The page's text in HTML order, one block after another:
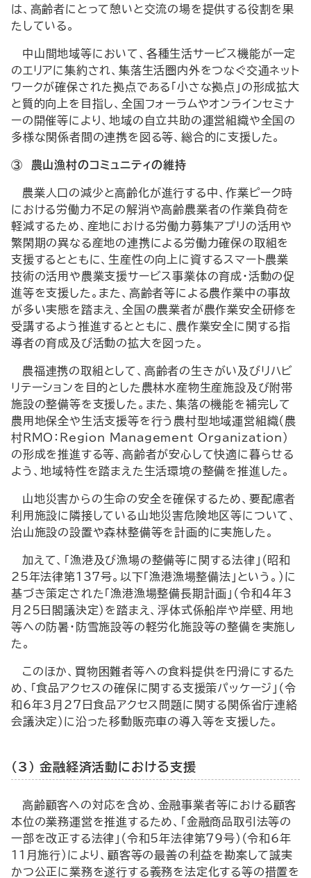
は、高齢者にとって憩いと交流の場を提供する役割を果
たしている。
中山間地域等において、各種生活サービス機能が一定
のエリアに集約され、集落生活圏内外をつなぐ交通ネット
ワークが確保された拠点である「小さな拠点」の形成拡大
と質的向上を目指し、全国フォーラムやオンラインセミナ
ーの開催等により、地域の自立共助の運営組織や全国の
多様な関係者間の連携を図る等、総合的に支援した。
③ 農山漁村のコミュニティの維持
農業人口の減少と高齢化が進行する中、作業ピーク時
における労働力不足の解消や高齢農業者の作業負荷を
軽減するため、産地における労働力募集アプリの活用や
繁閑期の異なる産地の連携による労働力確保の取組を
支援するとともに、生産性の向上に資するスマート農業
技術の活用や農業支援サービス事業体の育成・活動の促
進等を支援した。また、高齢者等による農作業中の事故
が多い実態を踏まえ、全国の農業者が農作業安全研修を
受講するよう推進するとともに、農作業安全に関する指
導者の育成及び活動の拡大を図った。
農福連携の取組として、高齢者の生きがい及びリハビ
リテーションを目的とした農林水産物生産施設及び附帯
施設の整備等を支援した。また、集落の機能を補完して
農用地保全や生活支援等を行う農村型地域運営組織（農
村 RMO ： Region Management Organization ）
の形成を推進する等、高齢者が安心して快適に暮らせる
よう、地域特性を踏まえた生活環境の整備を推進した。
山地災害からの生命の安全を確保するため、要配慮者
利用施設に隣接している山地災害危険地区等について、
治山施設の設置や森林整備等を計画的に実施した。
加えて、「漁港及び漁場の整備等に関する法律」（昭和
25年法律第137号。以下「漁港漁場整備法」という。）に
基づき策定された「漁港漁場整備長期計画」（令和4年3
月25日閣議決定）を踏まえ、浮体式係船岸や岸壁、用地
等への防暑・防雪施設等の軽労化施設等の整備を実施し
た。
このほか、買物困難者等への食料提供を円滑にするた
め、「食品アクセスの確保に関する支援策パッケージ」（令
和6年3月27日食品アクセス問題に関する関係省庁連絡
会議決定）に沿った移動販売車の導入等を支援した。
（3） 金融経済活動における支援
高齢顧客への対応を含め、金融事業者等における顧客
本位の業務運営を推進するため、「金融商品取引法等の
一部を改正する法律」（令和5年法律第79号）（令和6年
11月施行）により、顧客等の最善の利益を勘案して誠実
かつ公正に業務を遂行する義務を法定化する等の措置を